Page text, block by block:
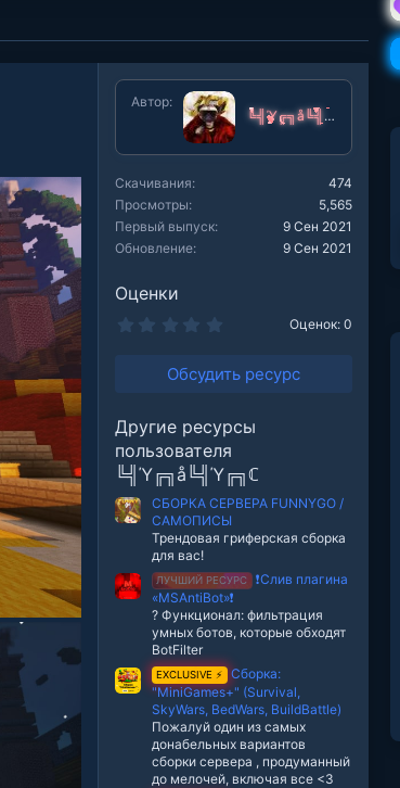
Автор
╚╣Ύ╔╗å╚╣Ύ╔╗ℂ
Скачивания
474
Просмотры
5,565
Первый выпуск
9 Сен 2021
Обновление
9 Сен 2021
Оценки
0
з
з
д
Оценок: 0
Обсудить ресурс
Другие ресурсы
пользователя
╚╣Ύ╔╗å╚╣Ύ╔╗ℂ
СБОРКА СЕРВЕРА FUNNYGO /
САМОПИСЫ
Трендовая гриферская сборка
для вас!
ЛУЧШИЙ РЕСУРС
❗Слив плагина
«MSAntiBot»❗
? Функционал: фильтрация
умных ботов, которые обходят
BotFilter
EXCLUSIVE ⚡
Сборка:
"MiniGames+" (Survival,
SkyWars, BedWars, BuildBattle)
Пожалуй один из самых
донабельных вариантов
сборки сервера , продуманный
до мелочей, включая все <3